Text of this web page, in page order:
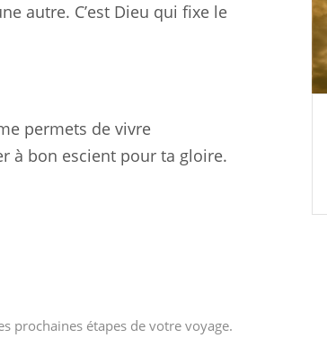
autre. C’est Dieu qui fixe le
permets de vivre
à bon escient pour ta gloire.
prochaines étapes de votre voyage.